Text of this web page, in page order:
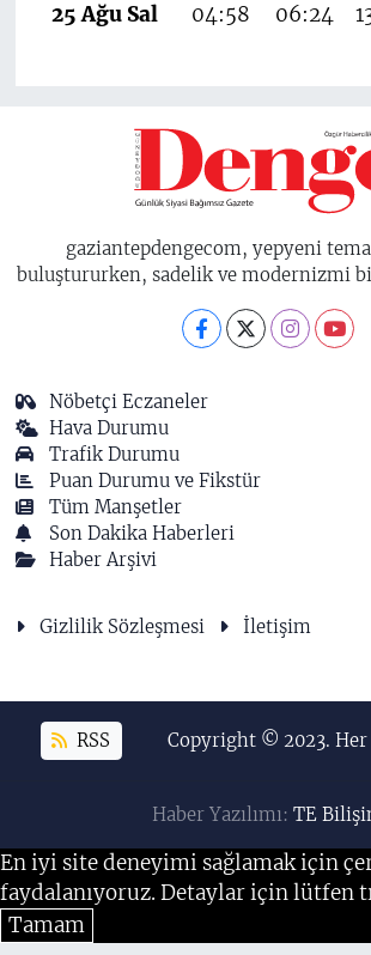
25 Ağu Sal
04:58 06:24
gaziantepdengecom, yepyeni
buluştururken, sadelik ve modernizmi
Nöbetçi Eczaneler
Hava Durumu
Trafik Durumu
Puan Durumu ve Fikstür
Tüm Manşetler
Son Dakika Haberleri
Haber Arşivi
Gizlilik Sözleşmesi İletişim
RSS Copyright © 2023. Her
Haber Yazılımı: TE
En iyi site deneyimi sağlamak için
faydalanıyoruz. Detaylar için lütfen
Tamam